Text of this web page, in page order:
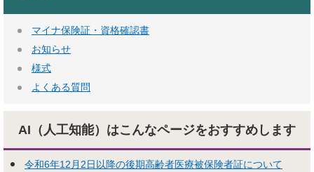
マイナ保険証・資格確認書
お知らせ
様式
よくある質問
AI（人工知能）はこんなページをおすすめします
令和6年12月2日以降の後期高齢者医療被保険者証について